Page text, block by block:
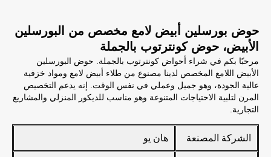
حوض بورسلين أبيض لامع مخصص من البورسلين
الأبيض، حوض كونترتوب بالجملة
مرحبًا بكم في شراء أحواض كونترتوب بالجملة. حوض البورسلين
الأبيض اللامع المخصص لدينا مصنوع من طلاء أبيض لامع ومواد خزفية
عالية الجودة، وهو جميل وعملي في نفس الوقت. إنه يدعم التخصيص
المرن لتلبية الاحتياجات المتنوعة وهو مناسب للديكور المنزلي والمشاريع
التجارية.
الشركة المصنعة هان يو